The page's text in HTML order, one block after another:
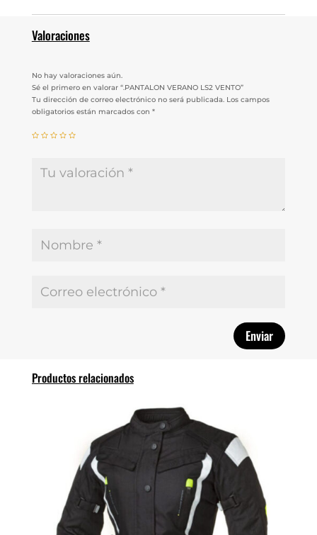
Valoraciones
No hay valoraciones aún.
Sé el primero en valorar “.PANTALON VERANO LS2 VENTO”
Tu dirección de correo electrónico no será publicada. Los campos
obligatorios están marcados con *
Productos relacionados